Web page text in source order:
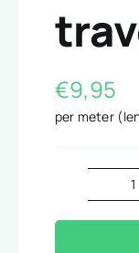
€9,95
per meter